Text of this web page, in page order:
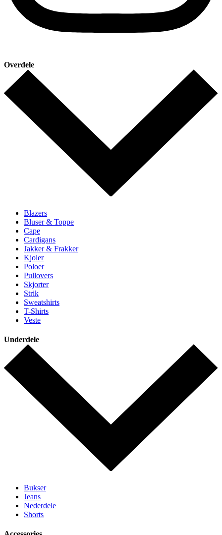
Overdele
Blazers
Bluser & Toppe
Cape
Cardigans
Jakker & Frakker
Kjoler
Poloer
Pullovers
Skjorter
Strik
Sweatshirts
T-Shirts
Veste
Underdele
Bukser
Jeans
Nederdele
Shorts